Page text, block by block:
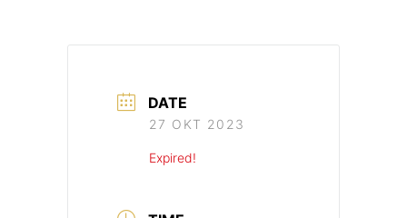
DATE
27 OKT 2023
Expired!